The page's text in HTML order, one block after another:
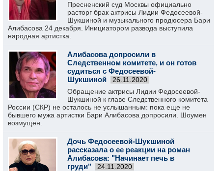
Пресненский суд Москвы официально
расторг брак актрисы Лидии Федосеевой-
Шукшиной и музыкального продюсера Бари
Алибасова 24 декабря. Инициатором развода выступила
народная артистка.
Алибасова допросили в
Следственном комитете, и он готов
судиться с Федосеевой-
Шукшиной
26.11.2020
Обращение актрисы Лидии Федосеевой-
Шукшиной к главе Следственного комитета
России (СКР) не осталось не услышанным: пока еще не
бывшего мужа артистки Бари Алибасова допросили. Шоумен
возмущен.
Дочь Федосеевой-Шукшиной
рассказала о ее реакции на роман
Алибасова: "Начинает печь в
груди"
24.11.2020